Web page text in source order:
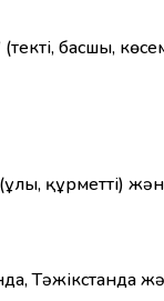
басшы,
(ұлы, құрметті)
Тәжікстанда